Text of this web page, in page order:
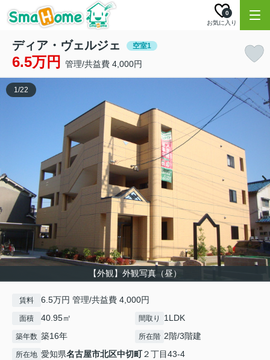
お気に入り
0
ディア・ヴェルジェ 空室1
6.5万円 管理/共益費 4,000円
【外観】外観写真（昼）
1/22
賃料 6.5万円 管理/共益費 4,000円
面積 40.95㎡ 間取り 1LDK
築年数 築16年 所在階 2階/3階建
所在地 愛知県名古屋市北区中切町２丁目43-4